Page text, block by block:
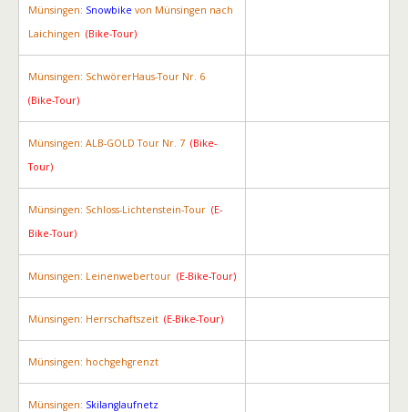
Münsingen: Snowbike von Münsingen nach
Laichingen (Bike-Tour)
Münsingen: SchwörerHaus-Tour Nr. 6
(Bike-Tour)
Münsingen: ALB-GOLD Tour Nr. 7 (Bike-
Tour)
Münsingen: Schloss-Lichtenstein-Tour (E-
Bike-Tour)
Münsingen: Leinenwebertour (E-Bike-Tour)
Münsingen: Herrschaftszeit (E-Bike-Tour)
Münsingen: hochgehgrenzt
Münsingen: Skilanglaufnetz